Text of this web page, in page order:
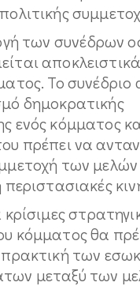
των συνέδρων
Το συνέδριο
δημοκρατικής
ενός κόμματος
πρέπει να
των μελών
περιστασιακές
κρίσιμες
κόμματος θα
πρακτική των
μεταξύ των